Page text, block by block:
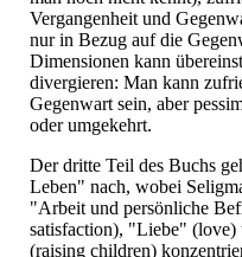
Vergangenheit und
nur in Bezug auf die
Dimensionen kann
divergieren: Man kann
Gegenwart sein, aber
oder umgekehrt.
Der dritte Teil des Buchs
Leben" nach, wobei
"Arbeit und persönliche
satisfaction), "Liebe"
(raising children)